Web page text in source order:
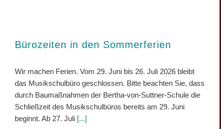
Bürozeiten in den Sommerferien
Wir machen Ferien. Vom 29. Juni bis 26. Juli 2026 bleibt
das Musikschulbüro geschlossen. Bitte beachten Sie, dass
durch Baumaßnahmen der Bertha-von-Suttner-Schule die
Schließzeit des Musikschulbüros bereits am 29. Juni
beginnt. Ab 27. Juli [...]